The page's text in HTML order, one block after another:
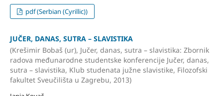
pdf (Serbian (Cyrillic))
JUČER, DANAS, SUTRA – SLAVISTIKA
(Krešimir Bobaš (ur), Jučer, danas, sutra – slavistika: Zbornik
radova međunarodne studentske konferencije Jučer, danas,
sutra – slavistika, Klub studenata južne slavistike, Filozofski
fakultet Sveučilišta u Zagrebu, 2013)